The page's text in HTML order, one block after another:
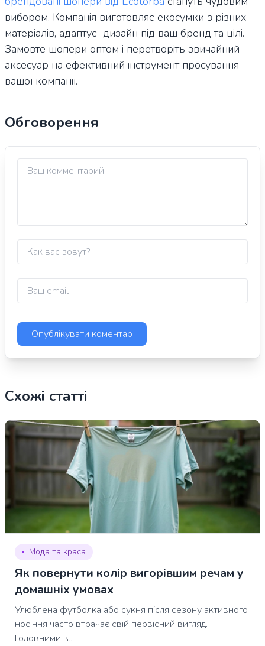
вибором. Компанія виготовляє екосумки з різних
матеріалів, адаптує дизайн під ваш бренд та цілі.
Замовте шопери оптом і перетворіть звичайний
аксесуар на ефективний інструмент просування
вашої компанії.
Обговорення
Схожі статті
Мода та краса
Як повернути колір вигорівшим речам у
домашніх умовах
Улюблена футболка або сукня після сезону активного
носіння часто втрачає свій первісний вигляд.
Головними в...